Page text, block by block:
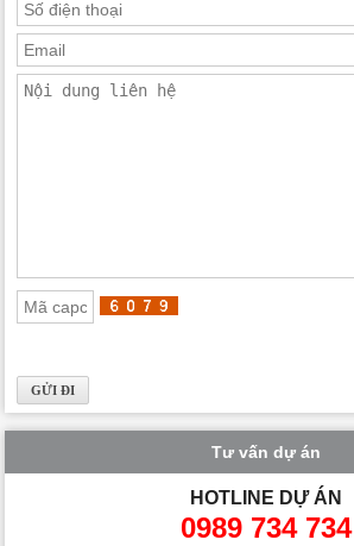
Tư vấn dự án
HOTLINE DỰ ÁN
0989 734 734